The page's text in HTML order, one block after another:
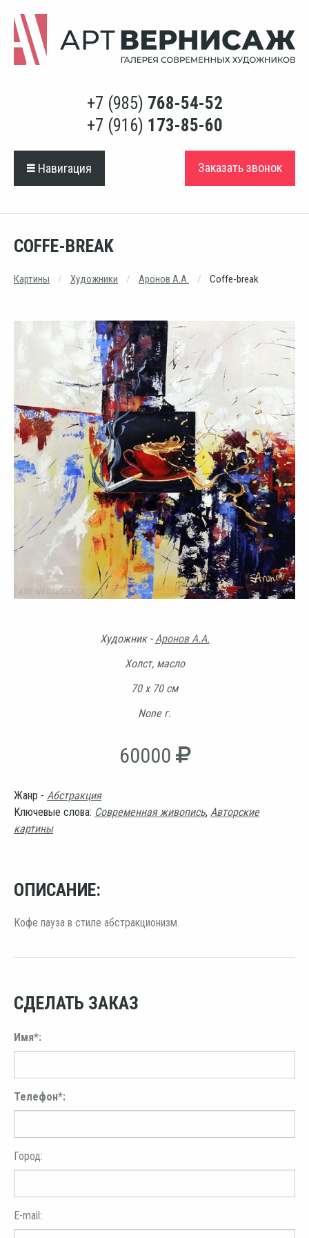
+7 (985) 768-54-52
+7 (916) 173-85-60
Навигация Заказать звонок
COFFE-BREAK
Картины Художники Аронов А.А. Coffe-break
Художник -Аронов А.А.
Холст, масло
70 х 70 см
None г.
60000
Жанр - Абстракция
Ключевые слова: Современная живопись, Авторские
картины
ОПИСАНИЕ:
Кофе пауза в стиле абстракционизм.
СДЕЛАТЬ ЗАКАЗ
Имя*:
Телефон*:
Город:
E-mail: